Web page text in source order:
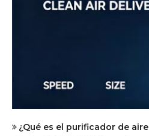
¿Qué es el purificador de aire CADR?